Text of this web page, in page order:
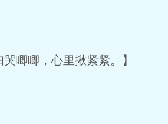
唧唧，心里揪紧紧。】